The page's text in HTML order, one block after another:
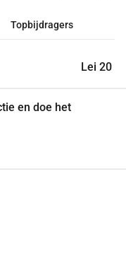
Topbijdragers
Lei 20
en doe het